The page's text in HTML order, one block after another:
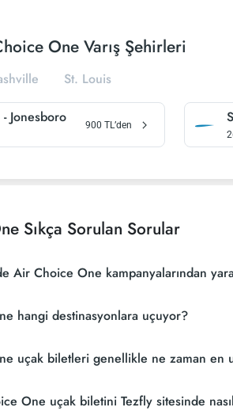
One Varış Şehirleri
St. Louis
- Jonesboro 900 TL’den
Sıkça Sorulan Sorular
Air Choice One kampanyalarından
hangi destinasyonlara uçuyor?
uçak biletleri genellikle ne zaman en
One uçak biletini Tezfly sitesinde